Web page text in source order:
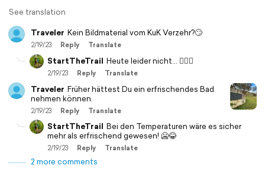
See translation
Traveler Kein Bildmaterial vom KuK Verzehr?🙄
2/19/23 Reply Translate
StartTheTrail Heute leider nicht… 🤷🏻‍♂️
2/19/23 Reply Translate
Traveler Früher hättest Du ein erfrischendes Bad
nehmen können.
2/19/23 Reply Translate
StartTheTrail Bei den Temperaturen wäre es sicher
mehr als erfrischend gewesen! 🥶😂
2/19/23 Reply Translate
2 more comments